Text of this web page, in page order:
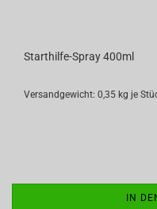
Starthilfe-Spray 400ml
Versandgewicht: 0,35 kg je
IN